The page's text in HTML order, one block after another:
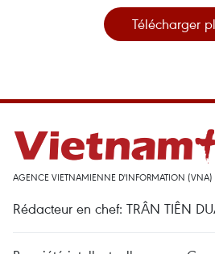
Télécharger
AGENCE VIETNAMIENNE D'INFORMATION (VNA)
Rédacteur en chef: TRÂN TIÊN